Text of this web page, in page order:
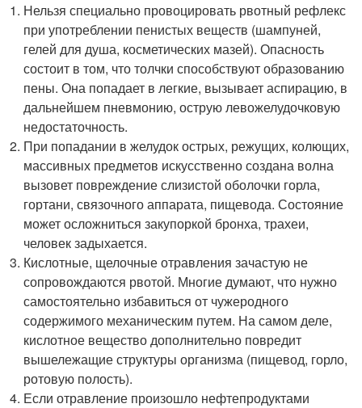
Нельзя специально провоцировать рвотный рефлекс
при употреблении пенистых веществ (шампуней,
гелей для душа, косметических мазей). Опасность
состоит в том, что толчки способствуют образованию
пены. Она попадает в легкие, вызывает аспирацию, в
дальнейшем пневмонию, острую левожелудочковую
недостаточность.
При попадании в желудок острых, режущих, колющих,
массивных предметов искусственно создана волна
вызовет повреждение слизистой оболочки горла,
гортани, связочного аппарата, пищевода. Состояние
может осложниться закупоркой бронха, трахеи,
человек задыхается.
Кислотные, щелочные отравления зачастую не
сопровождаются рвотой. Многие думают, что нужно
самостоятельно избавиться от чужеродного
содержимого механическим путем. На самом деле,
кислотное вещество дополнительно повредит
вышележащие структуры организма (пищевод, горло,
ротовую полость).
Если отравление произошло нефтепродуктами